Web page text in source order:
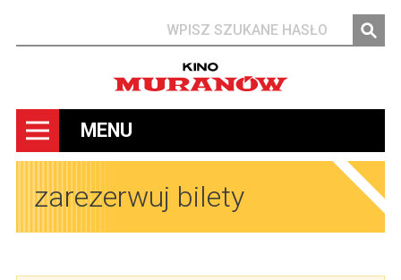
MENU
zarezerwuj bilety